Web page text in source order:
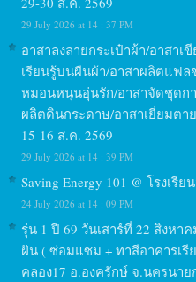
29 July 2026 at 14 : 37 PM
อาสาลงลายกระเป๋าผ้า/อาสา
เรียนรู้บนผืนผ้า/อาสาผลิตแฟ
หมอนหนุนอุ่นรัก/อาสาจัดชุดก
ผลิตดินกระดาษ/อาสาเยี่ยมตา
15-16 ส.ค. 2569
29 July 2026 at 14 : 39 PM
Saving Energy 101 @ โรงเรี
24 July 2026 at 14 : 09 PM
รุ่น 1 ปี 69 วันเสาร์ที่ 22 สิงหา
ฝัน ( ซ่อมแซม + ทาสีอาคารเรี
คลอง17 อ.องครักษ์ จ.นครนาย